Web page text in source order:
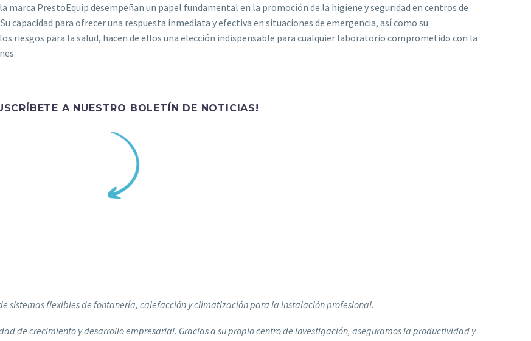
marca PrestoEquip desempeñan un papel fundamental en la promoción de la higiene y seguridad en centros de
capacidad para ofrecer una respuesta inmediata y efectiva en situaciones de emergencia, así como su
riesgos para la salud, hacen de ellos una elección indispensable para cualquier laboratorio comprometido con la
A NUESTRO BOLETÍN DE NOTICIAS!
sistemas flexibles de fontanería, calefacción y climatización para la instalación profesional.
de crecimiento y desarrollo empresarial. Gracias a su propio centro de investigación, aseguramos la productividad y